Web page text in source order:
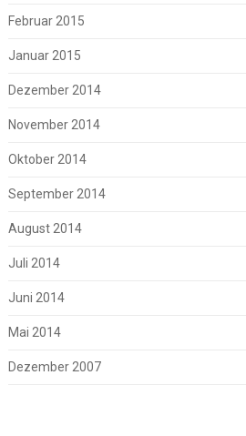
Februar 2015
Januar 2015
Dezember 2014
November 2014
Oktober 2014
September 2014
August 2014
Juli 2014
Juni 2014
Mai 2014
Dezember 2007